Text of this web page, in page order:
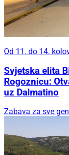
Od 11. do 14.
Svjetska elita
Rogoznicu:
uz Dalmatino
Zabava za sve